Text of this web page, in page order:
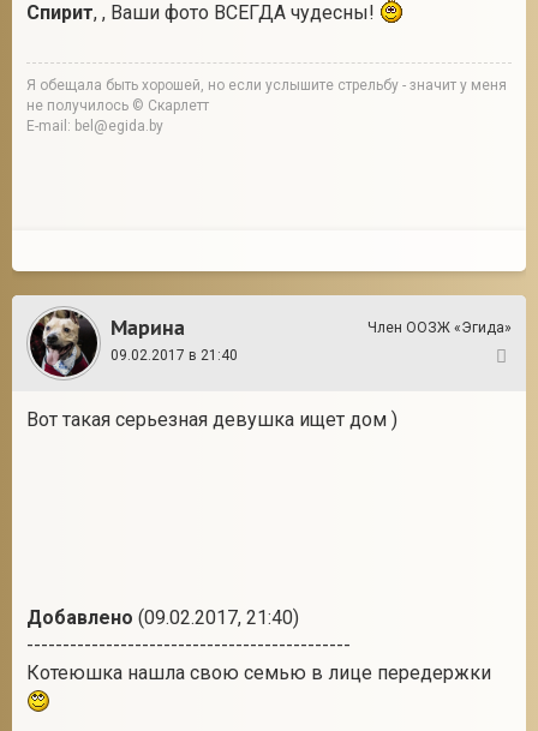
Спирит, , Ваши фото ВСЕГДА чудесны!
Я обещала быть хорошей, но если услышите стрельбу - значит у меня
не получилось © Скарлетт
E-mail: bel@egida.by
Марина
Член ООЗЖ «Эгида»
09.02.2017 в 21:40
Вот такая серьезная девушка ищет дом )
Добавлено (09.02.2017, 21:40)
---------------------------------------------
Котеюшка нашла свою семью в лице передержки